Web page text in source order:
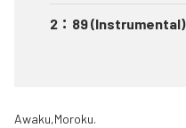
2 ： 89 (Instrumental)
Awaku,Moroku.